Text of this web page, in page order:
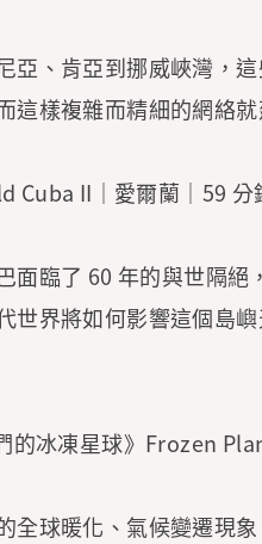
亞、肯亞到挪威峽灣，
這樣複雜而精細的網絡
Cuba II｜愛爾蘭｜59 分
面臨了 60 年的與世隔
世界將如何影響這個島嶼
冰凍星球》Frozen
全球暖化、氣候變遷現